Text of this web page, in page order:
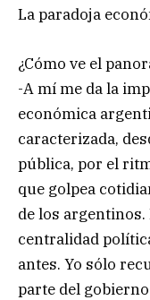
La paradoja
¿Cómo ve el
-A mí me da la
económica
caracterizada,
pública, por el
que golpea
de los
centralidad
antes. Yo sólo
parte del